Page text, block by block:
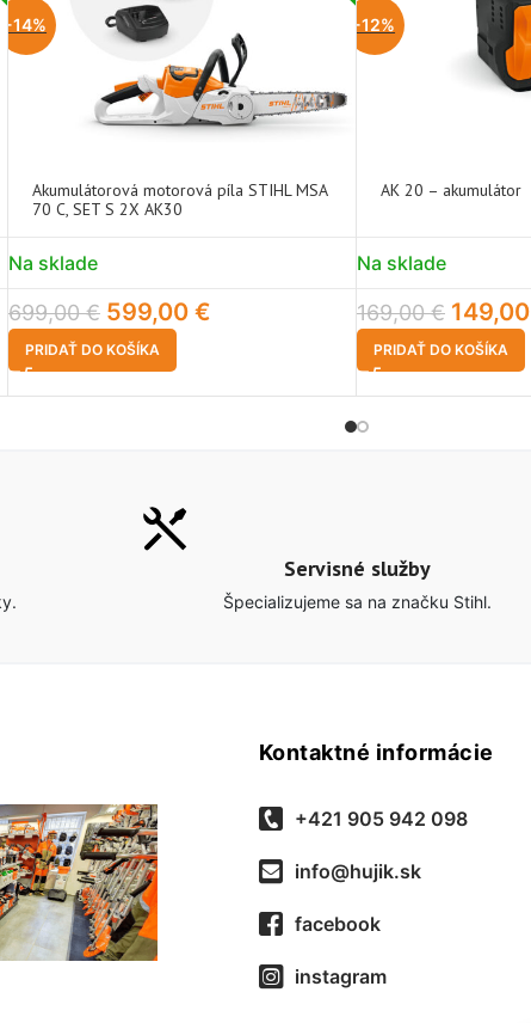
-14%
Akumulátorová motorová píla STIHL MSA
70 C, SET S 2X AK30
Na sklade
699,00€ 599,00 €
PRIDAŤ DO KOŠÍKA
-12%
AK 20 – akumulátor
Na sklade
169,00€ 149,00
PRIDAŤ DO KOŠÍKA
Servisné služby
Špecializujeme sa na značku Stihl.
Kontaktné informácie
+421 905 942 098
info@hujik.sk
facebook
instagram